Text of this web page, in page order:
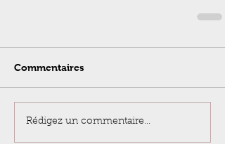
Commentaires
Rédigez un commentaire...